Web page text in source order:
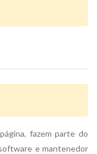
fazem parte do
e mantenedor